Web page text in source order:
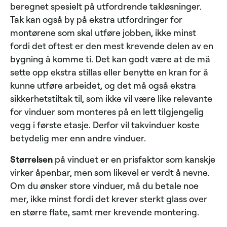
beregnet spesielt på utfordrende takløsninger.
Tak kan også by på ekstra utfordringer for
montørene som skal utføre jobben, ikke minst
fordi det oftest er den mest krevende delen av en
bygning å komme ti. Det kan godt være at de må
sette opp ekstra stillas eller benytte en kran for å
kunne utføre arbeidet, og det må også ekstra
sikkerhetstiltak til, som ikke vil være like relevante
for vinduer som monteres på en lett tilgjengelig
vegg i første etasje. Derfor vil takvinduer koste
betydelig mer enn andre vinduer.
Størrelsen på vinduet er en prisfaktor som kanskje
virker åpenbar, men som likevel er verdt å nevne.
Om du ønsker store vinduer, må du betale noe
mer, ikke minst fordi det krever sterkt glass over
en større flate, samt mer krevende montering.